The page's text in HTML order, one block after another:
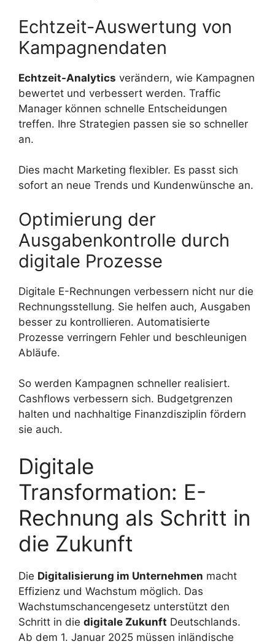
Echtzeit-Auswertung von
Kampagnendaten
Echtzeit-Analytics verändern, wie Kampagnen
bewertet und verbessert werden. Traffic
Manager können schnelle Entscheidungen
treffen. Ihre Strategien passen sie so schneller
an.
Dies macht Marketing flexibler. Es passt sich
sofort an neue Trends und Kundenwünsche an.
Optimierung der
Ausgabenkontrolle durch
digitale Prozesse
Digitale E-Rechnungen verbessern nicht nur die
Rechnungsstellung. Sie helfen auch, Ausgaben
besser zu kontrollieren. Automatisierte
Prozesse verringern Fehler und beschleunigen
Abläufe.
So werden Kampagnen schneller realisiert.
Cashflows verbessern sich. Budgetgrenzen
halten und nachhaltige Finanzdisziplin fördern
sie auch.
Digitale
Transformation: E-
Rechnung als Schritt in
die Zukunft
Die Digitalisierung im Unternehmen macht
Effizienz und Wachstum möglich. Das
Wachstumschancengesetz unterstützt den
Schritt in die digitale Zukunft Deutschlands.
Ab dem 1. Januar 2025 müssen inländische